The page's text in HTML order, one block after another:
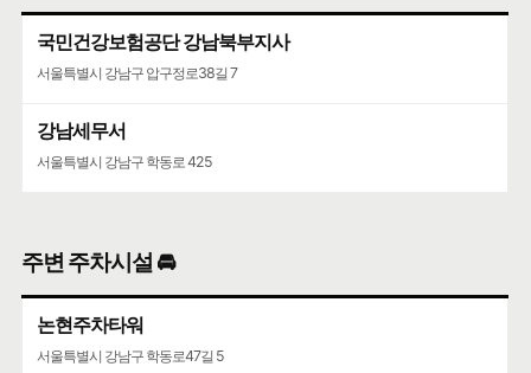
코엑스
서울특별시 강남구 영동대로 513
국민건강보험공단 강남북부지사
서울특별시 강남구 압구정로38길 7
강남세무서
서울특별시 강남구 학동로 425
주변 주차시설 🚘
논현주차타워
서울특별시 강남구 학동로47길 5